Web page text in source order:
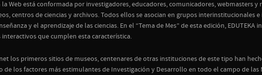
Web está conformada por investigadores, educadores, comunicadores, webmasters
centros de ciencias y archivos. Todos ellos se asocian en grupos
y el aprendizaje de las ciencias. En el “Tema de Mes” de esta edición,
que cumplen esta característica.
los primeros sitios de museos, centenares de otras instituciones de este tipo han
los factores más estimulantes de Investigación y Desarrollo en todo el campo de las